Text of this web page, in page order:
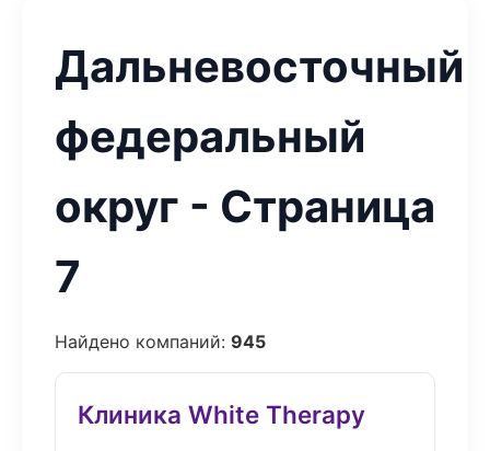
Дальневосточный
федеральный
округ - Страница
7
Найдено компаний: 945
Клиника White Therapy